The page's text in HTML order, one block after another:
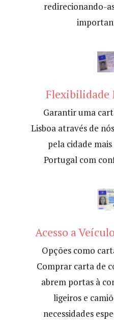
redirecionando-
Flexibilidade
Garantir uma
Lisboa através de
pela cidade
Portugal com
Acesso a
Opções como
Comprar carta de
abrem portas à
ligeiros e
necessidades